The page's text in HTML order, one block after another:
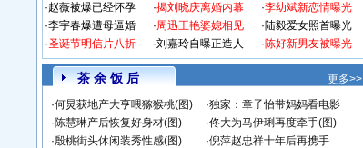
·赵薇被爆已经怀孕
·李宇春爆遭母逼婚
·圣诞节明信片八折
·揭刘晓庆离婚内幕
·周迅王艳婆媳相见
·刘嘉玲自曝正造人
·李幼斌新恋情曝光
·陆毅爱女照首曝光
·陈好新男友被曝光
茶 余 饭 后
更多>>
·何炅获地产大亨喂猕猴桃(图) ·独家：章子怡带妈妈看电影
·陈慧琳产后恢复好身材(图) ·佟大为马伊琍再度牵手(图)
·殷桃街头休闲装秀性感(图) ·倪萍赵忠祥十年后再携手